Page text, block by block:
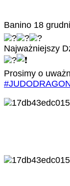
Banino 18
Najważniejszy
Prosimy o